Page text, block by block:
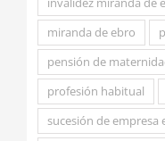
invalidez miranda de
miranda de ebro
pensión de
profesión habitual
sucesión de empresa